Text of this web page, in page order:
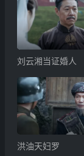
刘云湘当证婚人
洪油天妇罗